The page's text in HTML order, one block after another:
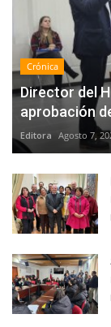
Crónica
Director del
aprobación
Editora Agosto 7,